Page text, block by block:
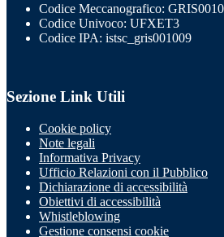
Codice Meccanografico:
Codice Univoco: UFXET3
Codice IPA: istsc_gris001009
Sezione Link Utili
Cookie policy
Note legali
Informativa Privacy
Ufficio Relazioni con il Pubblico
Dichiarazione di accessibilità
Obiettivi di accessibilità
Whistleblowing
Gestione consensi cookie